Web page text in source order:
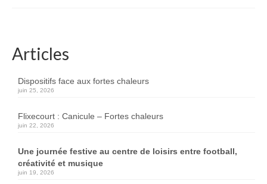
Sports Loisirs et Culture
Articles
Dispositifs face aux fortes chaleurs
juin 25, 2026
Flixecourt : Canicule – Fortes chaleurs
juin 22, 2026
Une journée festive au centre de loisirs entre football,
créativité et musique
juin 19, 2026